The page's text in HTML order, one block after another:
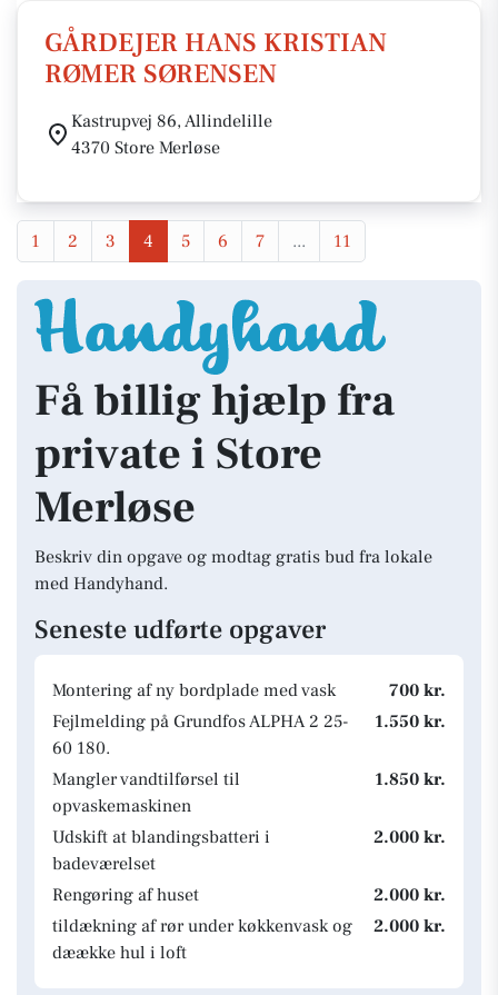
GÅRDEJER HANS KRISTIAN
RØMER SØRENSEN
Kastrupvej 86, Allindelille
4370 Store Merløse
1 2 3 4 5 6 7 ... 11
Få billig hjælp fra
private i Store
Merløse
Beskriv din opgave og modtag gratis bud fra lokale
med Handyhand.
Seneste udførte opgaver
Montering af ny bordplade med vask
700 kr.
Fejlmelding på Grundfos ALPHA 2 25-
60 180.
1.550 kr.
Mangler vandtilførsel til
opvaskemaskinen
1.850 kr.
Udskift at blandingsbatteri i
badeværelset
2.000 kr.
Rengøring af huset
2.000 kr.
tildækning af rør under køkkenvask og
dæække hul i loft
2.000 kr.